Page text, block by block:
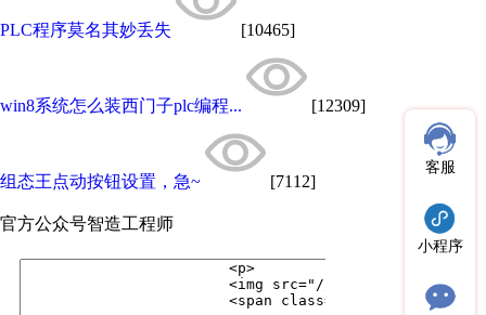
PLC程序莫名其妙丢失 [10465]
win8系统怎么装西门子plc编程... [12309]
组态王点动按钮设置，急~ [7112]
官方公众号智造工程师
客服
小程序